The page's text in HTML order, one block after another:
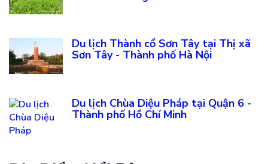
Du lịch Thành cổ Sơn Tây tại Thị xã
Sơn Tây - Thành phố Hà Nội
Du lịch Chùa Diệu Pháp tại Quận 6 -
Thành phố Hồ Chí Minh